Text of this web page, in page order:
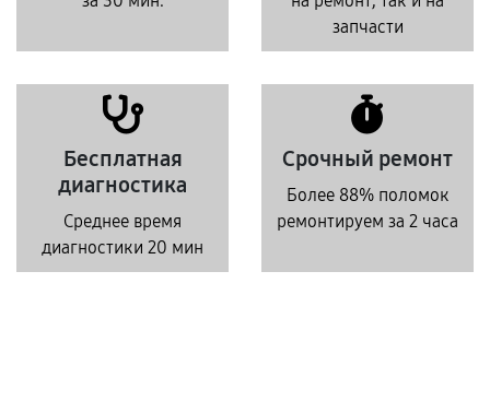
запчасти
Бесплатная
диагностика
Среднее время
диагностики 20 мин
Срочный ремонт
Более 88% поломок
ремонтируем за 2 часа